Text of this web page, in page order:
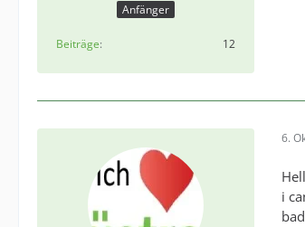
Anfänger
Beiträge 12
6.
i